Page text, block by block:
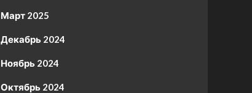
Март 2025
Декабрь 2024
Ноябрь 2024
Октябрь 2024